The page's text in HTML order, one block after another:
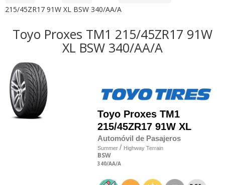
215/45ZR17 91W XL BSW 340/AA/A
Toyo Proxes TM1 215/45ZR17 91W
XL BSW 340/AA/A
Toyo Proxes TM1
215/45ZR17 91W XL
Automóvil de Pasajeros
Summer / Highway Terrain
BSW
340/AA/A